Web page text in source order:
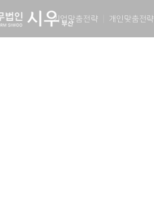
기업맞춤전략 개인맞춤전략